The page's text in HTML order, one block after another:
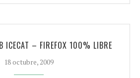
ICECAT – FIREFOX 100% LIBRE
18 octubre, 2009